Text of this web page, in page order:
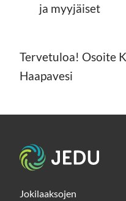
ja myyjäiset
Tervetuloa! Osoite
Haapavesi
Etusivu
Jokilaaksojen